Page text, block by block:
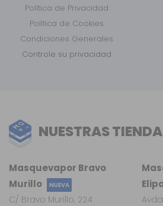
Política de Privacidad
Política de Cookies
Condiciones Generales
Controle su privacidad
NUESTRAS
Masquevapor Bravo
Murillo
NUEVA
C/ Bravo Murillo, 224